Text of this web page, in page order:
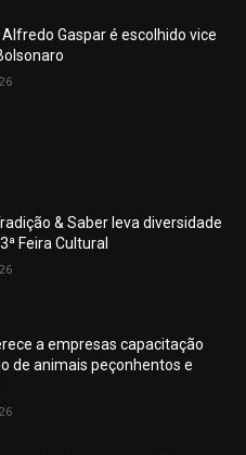
Gaspar é escolhido vice
& Saber leva diversidade
Feira Cultural
a empresas capacitação
de animais peçonhentos e